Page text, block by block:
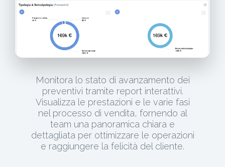
Monitora lo stato di avanzamento dei
preventivi tramite report interattivi.
Visualizza le prestazioni e le varie fasi
nel processo di vendita, fornendo al
team una panoramica chiara e
dettagliata per ottimizzare le operazioni
e raggiungere la felicità del cliente.